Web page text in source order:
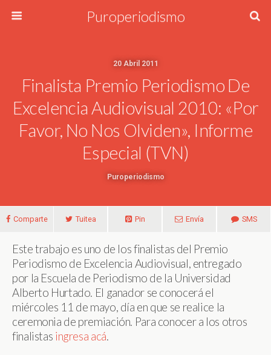
Puroperiodismo
20 Abril 2011
Finalista Premio Periodismo De
Excelencia Audiovisual 2010: «Por
Favor, No Nos Olviden», Informe
Especial (TVN)
Puroperiodismo
Comparte Tuitea Pin Envía SMS
Este trabajo es uno de los finalistas del Premio
Periodismo de Excelencia Audiovisual, entregado
por la Escuela de Periodismo de la Universidad
Alberto Hurtado. El ganador se conocerá el
miércoles 11 de mayo, día en que se realice la
ceremonia de premiación. Para conocer a los otros
finalistas ingresa acá.